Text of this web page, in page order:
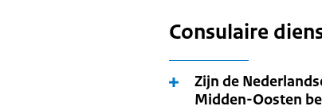
Consulaire
Zijn de
Midden-Oosten